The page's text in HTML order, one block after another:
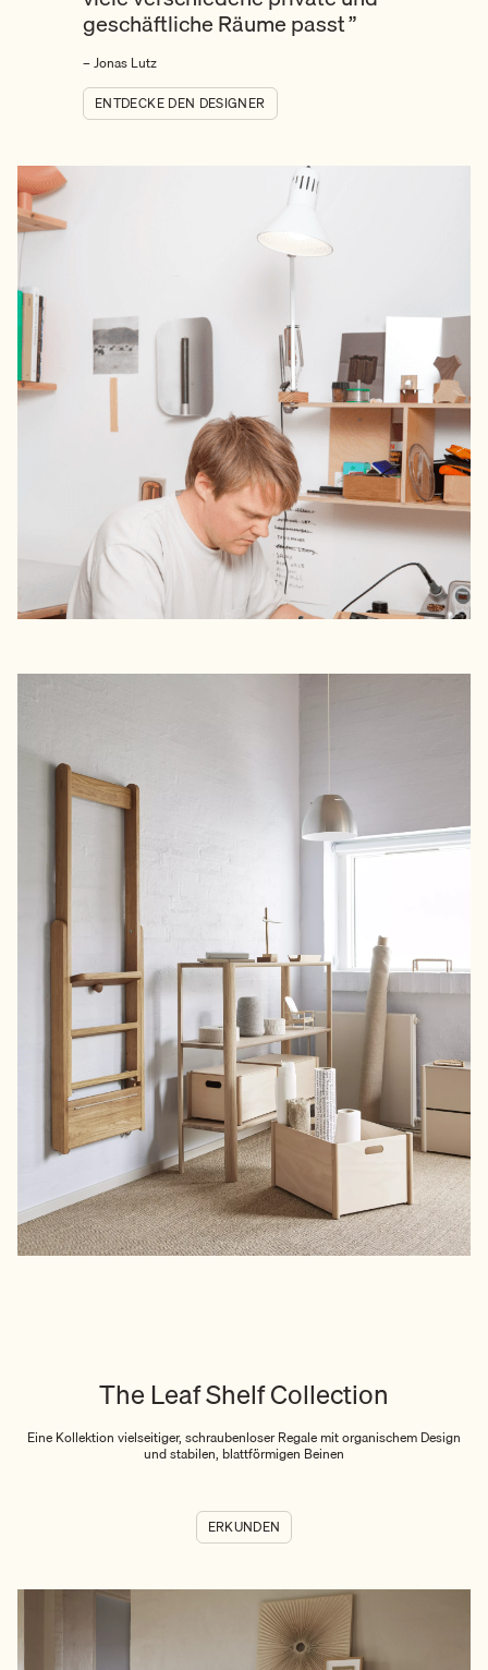
geschäftliche Räume passt”
– Jonas Lutz
ENTDECKE DEN DESIGNER
The Leaf Shelf Collection
Eine Kollektion vielseitiger, schraubenloser Regale mit organischem Design
und stabilen, blattförmigen Beinen
ERKUNDEN